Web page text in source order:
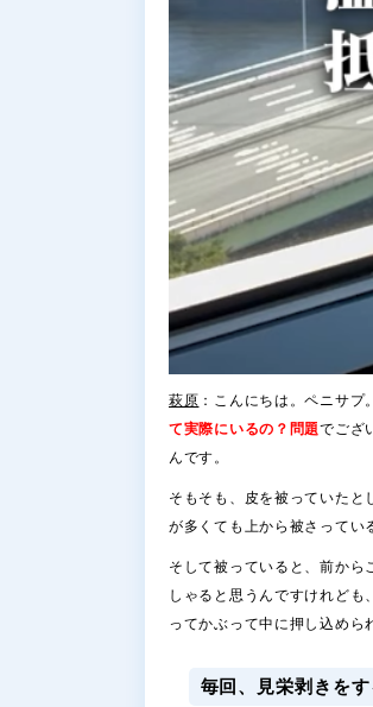
萩原 ：こんにちは。ペニサ
て実際にいるの？問題でござ
んです。
そもそも、皮を被っていたと
が多くても上から被さってい
そして被っていると、前から
しゃると思うんですけれど
ってかぶって中に押し込めら
毎回、見栄剥きを